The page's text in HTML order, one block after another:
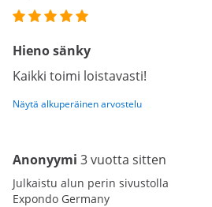
Hieno sänky
Kaikki toimi loistavasti!
Näytä alkuperäinen arvostelu
Anonyymi 3 vuotta sitten
Julkaistu alun perin sivustolla
Expondo Germany